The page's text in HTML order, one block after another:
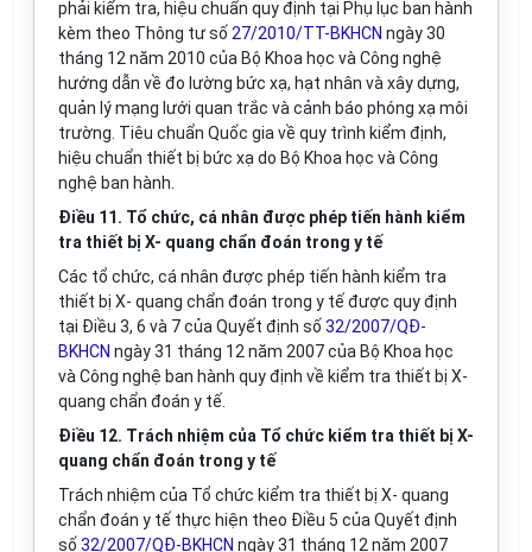
phải kiểm tra, hiệu chuẩn quy định tại Phụ lục ban hành
kèm theo Thông tư số 27/2010/TT-BKHCN ngày 30
tháng 12 năm 2010 của Bộ Khoa học và Công nghệ
hướng dẫn về đo lường bức xạ, hạt nhân và xây dựng,
quản lý mạng lưới quan trắc và cảnh báo phóng xạ môi
trường. Tiêu chuẩn Quốc gia về quy trình kiểm định,
hiệu chuẩn thiết bị bức xạ do Bộ Khoa học và Công
nghệ ban hành.
Điều 11. Tổ chức, cá nhân được phép tiến hành kiểm
tra thiết bị X- quang chẩn đoán trong y tế
Các tổ chức, cá nhân được phép tiến hành kiểm tra
thiết bị X- quang chẩn đoán trong y tế được quy định
tại Điều 3, 6 và 7 của Quyết định số 32/2007/QĐ-
BKHCN ngày 31 tháng 12 năm 2007 của Bộ Khoa học
và Công nghệ ban hành quy định về kiểm tra thiết bị X-
quang chẩn đoán y tế.
Điều 12. Trách nhiệm của Tổ chức kiểm tra thiết bị X-
quang chẩn đoán trong y tế
Trách nhiệm của Tổ chức kiểm tra thiết bị X- quang
chẩn đoán y tế thực hiện theo Điều 5 của Quyết định
số 32/2007/QĐ-BKHCN ngày 31 tháng 12 năm 2007